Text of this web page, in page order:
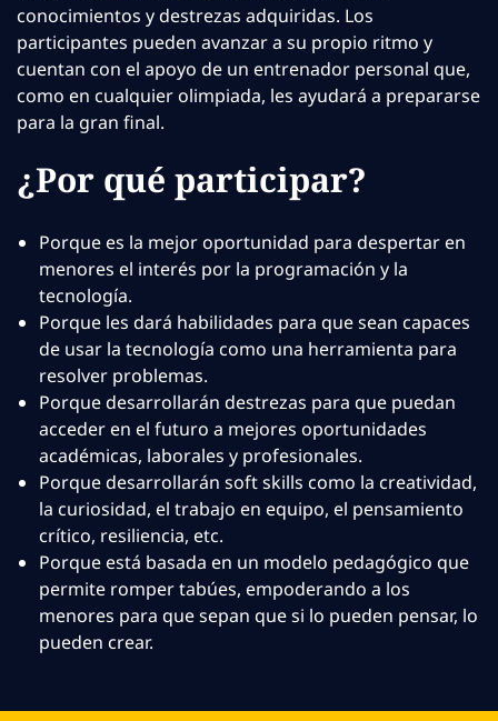
conocimientos y destrezas adquiridas. Los
participantes pueden avanzar a su propio ritmo y
cuentan con el apoyo de un entrenador personal que,
como en cualquier olimpiada, les ayudará a prepararse
para la gran final.
¿Por qué participar?
Porque es la mejor oportunidad para despertar en
menores el interés por la programación y la
tecnología.
Porque les dará habilidades para que sean capaces
de usar la tecnología como una herramienta para
resolver problemas.
Porque desarrollarán destrezas para que puedan
acceder en el futuro a mejores oportunidades
académicas, laborales y profesionales.
Porque desarrollarán soft skills como la creatividad,
la curiosidad, el trabajo en equipo, el pensamiento
crítico, resiliencia, etc.
Porque está basada en un modelo pedagógico que
permite romper tabúes, empoderando a los
menores para que sepan que si lo pueden pensar, lo
pueden crear.